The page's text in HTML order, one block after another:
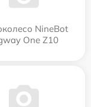
NineBot
One Z10